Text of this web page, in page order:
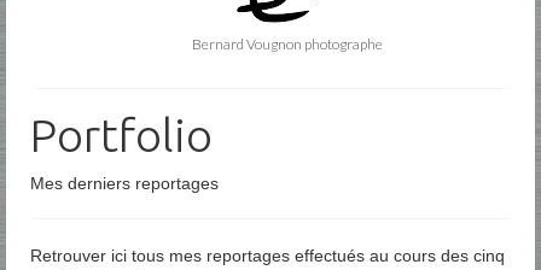
Bernard Vougnon photographe
Portfolio
Mes derniers reportages
Retrouver ici tous mes reportages effectués au cours des cinq